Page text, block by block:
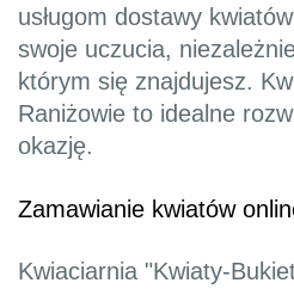
usługom dostawy
swoje uczucia,
którym się znajdujesz.
Raniżowie to idealne
okazję.
Zamawianie kwiatów
Kwiaciarnia "Kwiaty-